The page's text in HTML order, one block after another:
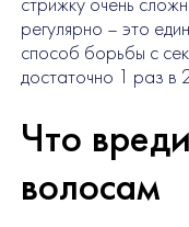
регулярно – это
способ борьбы с
достаточно 1 раз в
Что
волосам